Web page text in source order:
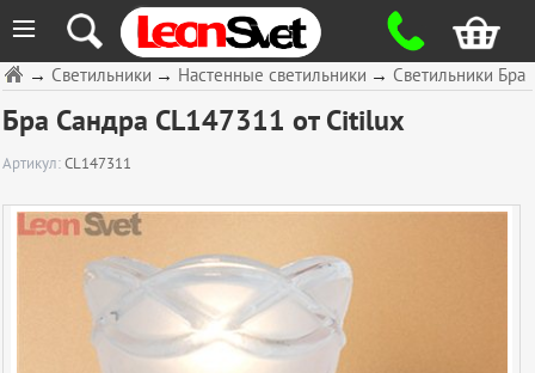
≡
→ Светильники Бра
→ Настенные светильники
→ Светильники
Бра Сандра CL147311 от Citilux
Артикул:CL147311